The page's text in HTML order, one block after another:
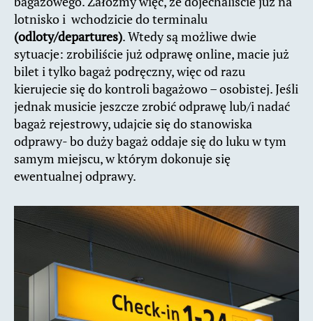
lotnisko i wchodzicie do terminalu
(odloty/departures). Wtedy są możliwe dwie
sytuacje: zrobiliście już odprawę online, macie już
bilet i tylko bagaż podręczny, więc od razu
kierujecie się do kontroli bagażowo – osobistej. Jeśli
jednak musicie jeszcze zrobić odprawę lub/i nadać
bagaż rejestrowy, udajcie się do stanowiska
odprawy- bo duży bagaż oddaje się do luku w tym
samym miejscu, w którym dokonuje się
ewentualnej odprawy.